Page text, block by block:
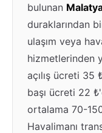
bulunan
duraklarından
ulaşım veya
hizmetlerinden
açılış ücreti 35
başı ücreti 22
ortalama 70-
Havalimanı